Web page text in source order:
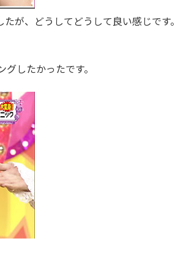
が、どうしてどうして良い感じです。
したかったです。